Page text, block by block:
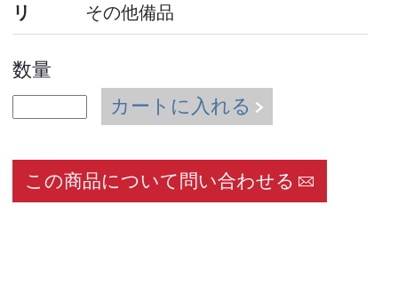
リ
その他備品
数量
カートに入れる
この商品について問い合わせる